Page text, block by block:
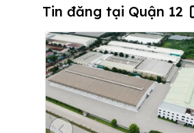
Tin đăng tại Quận 12